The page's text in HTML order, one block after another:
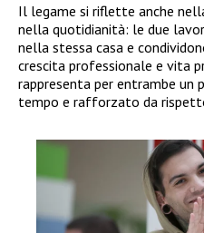
Il legame si riflette anche
nella quotidianità: le due
nella stessa casa e
crescita professionale e vita
rappresenta per entrambe
tempo e rafforzato da